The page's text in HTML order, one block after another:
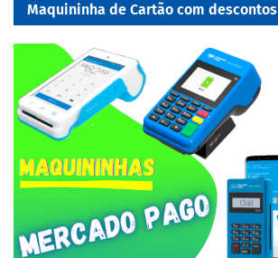
Maquininha de Cartão com descontos